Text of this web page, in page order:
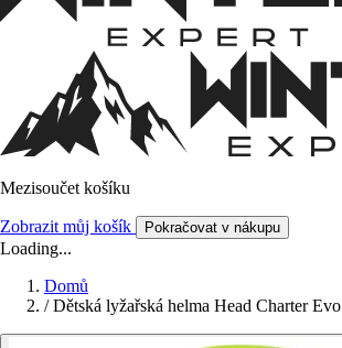
Mezisoučet košíku
Zobrazit můj košík Pokračovat v nákupu
Loading...
Domů
/ Dětská lyžařská helma Head Charter Evo